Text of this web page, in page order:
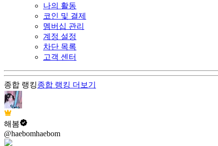
나의 활동
코인 및 결제
멤버십 관리
계정 설정
차단 목록
고객 센터
종합 랭킹종합 랭킹 더보기
해봄
@haebomhaebom